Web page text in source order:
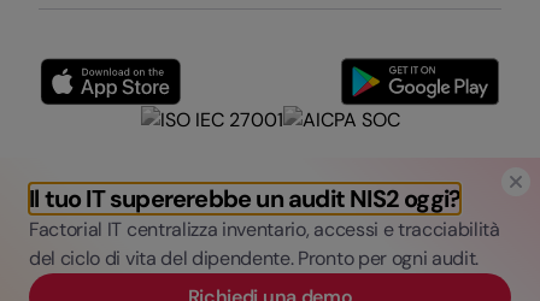
Il tuo IT supererebbe un audit NIS2 oggi?
Factorial IT centralizza inventario, accessi e tracciabilità
del ciclo di vita del dipendente. Pronto per ogni audit.